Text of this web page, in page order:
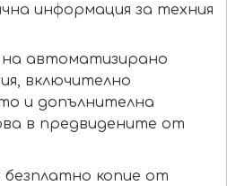
информация за техния
автоматизирано
включително
и допълнителна
в предвидените от
копие от